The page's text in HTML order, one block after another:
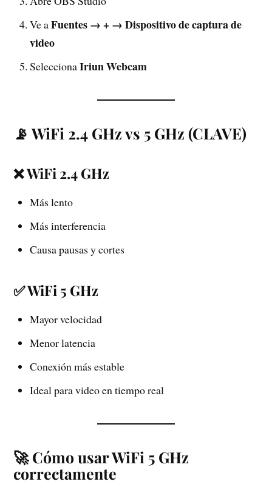
Ve aFuentes → + → Dispositivo de captura de
video
SeleccionaIriun Webcam
📡 WiFi 2.4 GHz vs 5 GHz (CLAVE)
❌ WiFi 2.4 GHz
Más lento
Más interferencia
Causa pausas y cortes
✅ WiFi 5 GHz
Mayor velocidad
Menor latencia
Conexión más estable
Ideal para video en tiempo real
🚀 Cómo usar WiFi 5 GHz
correctamente